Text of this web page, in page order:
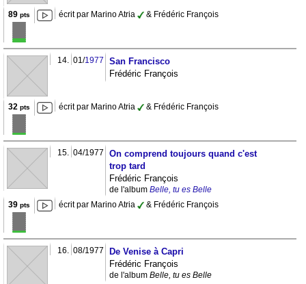
89 pts écrit par Marino Atria & Frédéric François
14. 01/1977
San Francisco
Frédéric François
32 pts écrit par Marino Atria & Frédéric François
15. 04/1977
On comprend toujours quand c'est
trop tard
Frédéric François
de l'album Belle, tu es Belle
39 pts écrit par Marino Atria & Frédéric François
16. 08/1977
De Venise à Capri
Frédéric François
de l'album Belle, tu es Belle